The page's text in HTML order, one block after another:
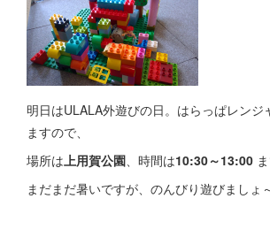
明日はULALA外遊びの日。はらっぱレンジ
ますので、
場所は上用賀公園、時間は10:30～13:00
まだまだ暑いですが、のんびり遊びましょ